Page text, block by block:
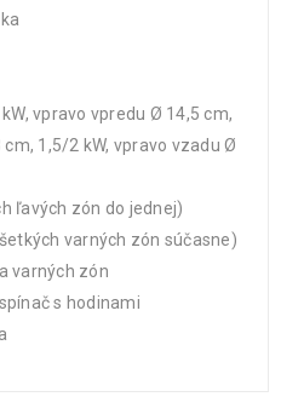
vpravo vpredu Ø 14,5 cm,
1,5/2 kW, vpravo vzadu Ø
ľavých zón do jednej)
varných zón súčasne)
varných zón
s hodinami